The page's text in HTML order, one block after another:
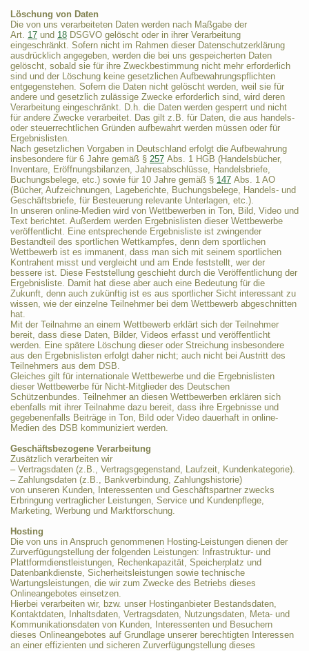
Löschung von Daten
Die von uns verarbeiteten Daten werden nach Maßgabe der
Art. 17 und 18 DSGVO gelöscht oder in ihrer Verarbeitung
eingeschränkt. Sofern nicht im Rahmen dieser Datenschutzerklärung
ausdrücklich angegeben, werden die bei uns gespeicherten Daten
gelöscht, sobald sie für ihre Zweckbestimmung nicht mehr erforderlich
sind und der Löschung keine gesetzlichen Aufbewahrungspflichten
entgegenstehen. Sofern die Daten nicht gelöscht werden, weil sie für
andere und gesetzlich zulässige Zwecke erforderlich sind, wird deren
Verarbeitung eingeschränkt. D.h. die Daten werden gesperrt und nicht
für andere Zwecke verarbeitet. Das gilt z.B. für Daten, die aus handels-
oder steuerrechtlichen Gründen aufbewahrt werden müssen oder für
Ergebnislisten.
Nach gesetzlichen Vorgaben in Deutschland erfolgt die Aufbewahrung
insbesondere für 6 Jahre gemäß § 257 Abs. 1 HGB (Handelsbücher,
Inventare, Eröffnungsbilanzen, Jahresabschlüsse, Handelsbriefe,
Buchungsbelege, etc.) sowie für 10 Jahre gemäß § 147 Abs. 1 AO
(Bücher, Aufzeichnungen, Lageberichte, Buchungsbelege, Handels- und
Geschäftsbriefe, für Besteuerung relevante Unterlagen, etc.).
In unseren online-Medien wird von Wettbewerben in Ton, Bild, Video und
Text berichtet. Außerdem werden Ergebnislisten dieser Wettbewerbe
veröffentlicht. Eine entsprechende Ergebnisliste ist zwingender
Bestandteil des sportlichen Wettkampfes, denn dem sportlichen
Wettbewerb ist es immanent, dass man sich mit seinem sportlichen
Kontrahent misst und vergleicht und am Ende feststellt, wer der
bessere ist. Diese Feststellung geschieht durch die Veröffentlichung der
Ergebnisliste. Damit hat diese aber auch eine Bedeutung für die
Zukunft, denn auch zukünftig ist es aus sportlicher Sicht interessant zu
wissen, wie der einzelne Teilnehmer bei dem Wettbewerb abgeschnitten
hat.
Mit der Teilnahme an einem Wettbewerb erklärt sich der Teilnehmer
bereit, dass diese Daten, Bilder, Videos erfasst und veröffentlicht
werden. Eine spätere Löschung dieser oder Streichung insbesondere
aus den Ergebnislisten erfolgt daher nicht; auch nicht bei Austritt des
Teilnehmers aus dem DSB.
Gleiches gilt für internationale Wettbewerbe und die Ergebnislisten
dieser Wettbewerbe für Nicht-Mitglieder des Deutschen
Schützenbundes. Teilnehmer an diesen Wettbewerben erklären sich
ebenfalls mit ihrer Teilnahme dazu bereit, dass ihre Ergebnisse und
gegebenenfalls Beiträge in Ton, Bild oder Video dauerhaft in online-
Medien des DSB kommuniziert werden.
Geschäftsbezogene Verarbeitung
Zusätzlich verarbeiten wir
– Vertragsdaten (z.B., Vertragsgegenstand, Laufzeit, Kundenkategorie).
– Zahlungsdaten (z.B., Bankverbindung, Zahlungshistorie)
von unseren Kunden, Interessenten und Geschäftspartner zwecks
Erbringung vertraglicher Leistungen, Service und Kundenpflege,
Marketing, Werbung und Marktforschung.
Hosting
Die von uns in Anspruch genommenen Hosting-Leistungen dienen der
Zurverfügungstellung der folgenden Leistungen: Infrastruktur- und
Plattformdienstleistungen, Rechenkapazität, Speicherplatz und
Datenbankdienste, Sicherheitsleistungen sowie technische
Wartungsleistungen, die wir zum Zwecke des Betriebs dieses
Onlineangebotes einsetzen.
Hierbei verarbeiten wir, bzw. unser Hostinganbieter Bestandsdaten,
Kontaktdaten, Inhaltsdaten, Vertragsdaten, Nutzungsdaten, Meta- und
Kommunikationsdaten von Kunden, Interessenten und Besuchern
dieses Onlineangebotes auf Grundlage unserer berechtigten Interessen
an einer effizienten und sicheren Zurverfügungstellung dieses